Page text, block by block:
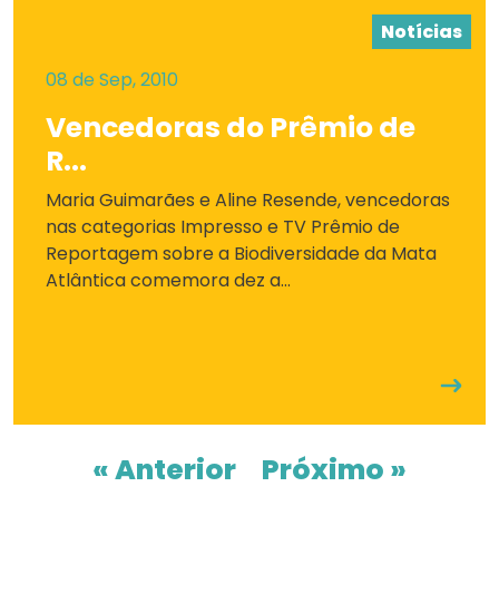
Notícias
08 de Sep, 2010
Vencedoras do Prêmio de
R...
Maria Guimarães e Aline Resende, vencedoras
nas categorias Impresso e TV Prêmio de
Reportagem sobre a Biodiversidade da Mata
Atlântica comemora dez a...
« Anterior Próximo »